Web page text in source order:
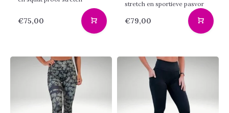
€75,00
stretch en sportieve pasvor
€79,00